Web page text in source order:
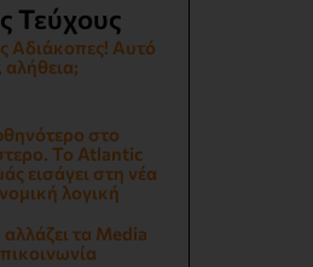
Τεύχους
Αδιάκοπες! Αυτό
αλήθεια;
στο
Το Atlantic
εισάγει στη νέα
λογική
τα Media